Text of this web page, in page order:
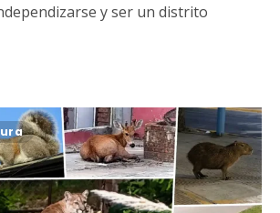
y ser un distrito